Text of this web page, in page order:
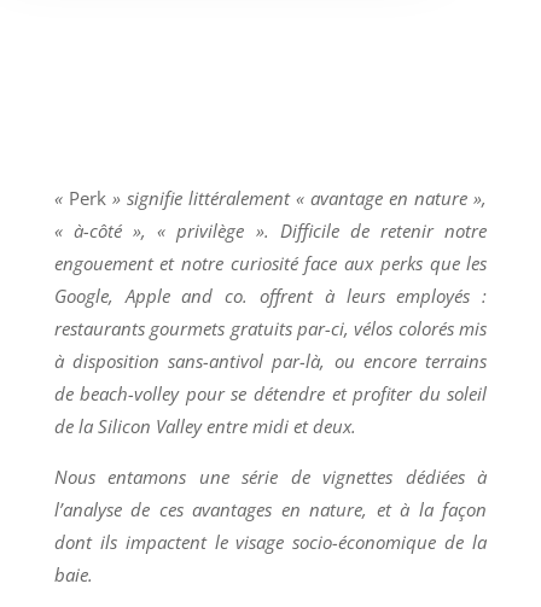
« Perk » signifie littéralement « avantage en nature »,
« à-côté », « privilège ». Difficile de retenir notre
engouement et notre curiosité face aux perks que les
Google, Apple and co. offrent à leurs employés :
restaurants gourmets gratuits par-ci, vélos colorés mis
à disposition sans-antivol par-là, ou encore terrains
de beach-volley pour se détendre et profiter du soleil
de la Silicon Valley entre midi et deux.
Nous entamons une série de vignettes dédiées à
l’analyse de ces avantages en nature, et à la façon
dont ils impactent le visage socio-économique de la
baie.